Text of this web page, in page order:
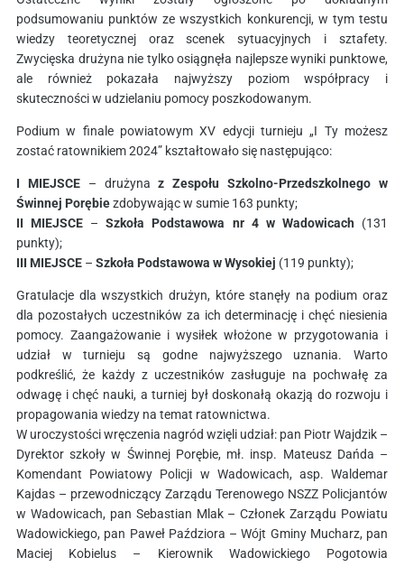
podsumowaniu punktów ze wszystkich konkurencji, w tym testu
wiedzy teoretycznej oraz scenek sytuacyjnych i sztafety.
Zwycięska drużyna nie tylko osiągnęła najlepsze wyniki punktowe,
ale również pokazała najwyższy poziom współpracy i
skuteczności w udzielaniu pomocy poszkodowanym.
Podium w finale powiatowym XV edycji turnieju „I Ty możesz
zostać ratownikiem 2024” kształtowało się następująco:
I MIEJSCE– drużynaz Zespołu Szkolno-Przedszkolnego w
Świnnej Porębiezdobywając w sumie 163 punkty;
II MIEJSCE –Szkoła Podstawowa nr 4 w Wadowicach (131
punkty);
III MIEJSCE – Szkoła Podstawowa w Wysokiej (119 punkty);
Gratulacje dla wszystkich drużyn, które stanęły na podium oraz
dla pozostałych uczestników za ich determinację i chęć niesienia
pomocy. Zaangażowanie i wysiłek włożone w przygotowania i
udział w turnieju są godne najwyższego uznania. Warto
podkreślić, że każdy z uczestników zasługuje na pochwałę za
odwagę i chęć nauki, a turniej był doskonałą okazją do rozwoju i
propagowania wiedzy na temat ratownictwa.
W uroczystości wręczenia nagród wzięli udział: pan Piotr Wajdzik –
Dyrektor szkoły w Świnnej Porębie, mł. insp. Mateusz Dańda –
Komendant Powiatowy Policji w Wadowicach, asp. Waldemar
Kajdas – przewodniczący Zarządu Terenowego NSZZ Policjantów
w Wadowicach, pan Sebastian Mlak – Członek Zarządu Powiatu
Wadowickiego, pan Paweł Paździora – Wójt Gminy Mucharz, pan
Maciej Kobielus – Kierownik Wadowickiego Pogotowia